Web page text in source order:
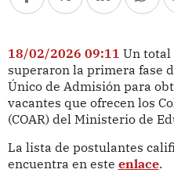
18/02/2026 09:11 Un total
superaron la primera fase
Único de Admisión para
vacantes que ofrecen los
(COAR) del Ministerio de
La lista de postulantes
encuentra en este enlace.